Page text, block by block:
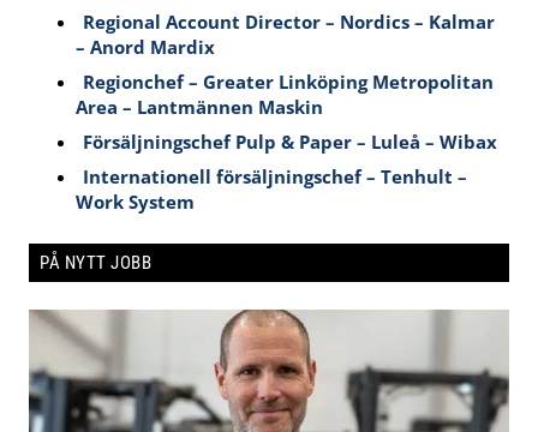
Regional Account Director – Nordics – Kalmar
– Anord Mardix
Regionchef – Greater Linköping Metropolitan
Area – Lantmännen Maskin
Försäljningschef Pulp & Paper – Luleå – Wibax
Internationell försäljningschef – Tenhult –
Work System
PÅ NYTT JOBB